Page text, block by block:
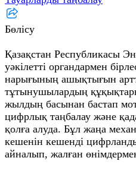
Бөлісу
Қазақстан Республикасы
уәкілетті органдармен
нарығының ашықтығын
тұтынушылардың
жылдың басынан бастап
цифрлық таңбалау және
қолға алуда. Бұл жаңа
кешенін кешенді
айналып, жалған